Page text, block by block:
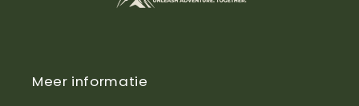
Meer informatie